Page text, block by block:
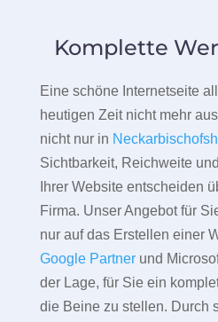
Komplette
Eine schöne Internetseite
heutigen Zeit nicht mehr
nicht nur in
Sichtbarkeit, Reichweite
Ihrer Website entscheiden
Firma. Unser Angebot für
nur auf das Erstellen einer
Google Partnerund
der Lage, für Sie ein
die Beine zu stellen. Durch